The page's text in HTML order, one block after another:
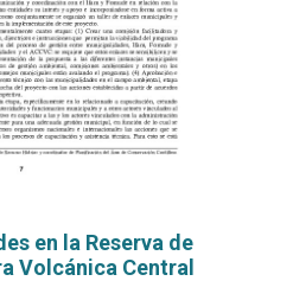
en la Reserva de
Volcánica Central